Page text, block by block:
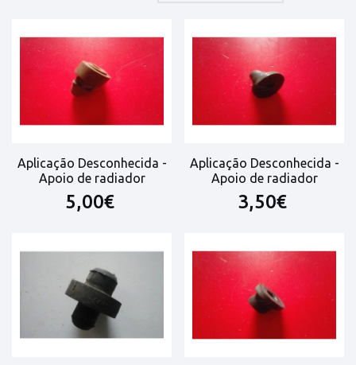
Aplicação Desconhecida -
Apoio de radiador
5,00€
Aplicação Desconhecida -
Apoio de radiador
3,50€